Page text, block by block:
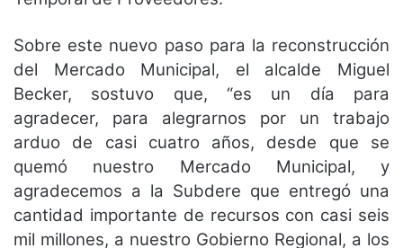
Sobre este nuevo paso para la reconstrucción
del Mercado Municipal, el alcalde Miguel
Becker, sostuvo que, “es un día para
agradecer, para alegrarnos por un trabajo
arduo de casi cuatro años, desde que se
quemó nuestro Mercado Municipal, y
agradecemos a la Subdere que entregó una
cantidad importante de recursos con casi seis
mil millones, a nuestro Gobierno Regional, a los